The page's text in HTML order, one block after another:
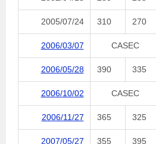
2005/07/24 310 270
2006/03/07 CASEC
2006/05/28 390 335
2006/10/02 CASEC
2006/11/27 365 325
2007/05/27 355 395